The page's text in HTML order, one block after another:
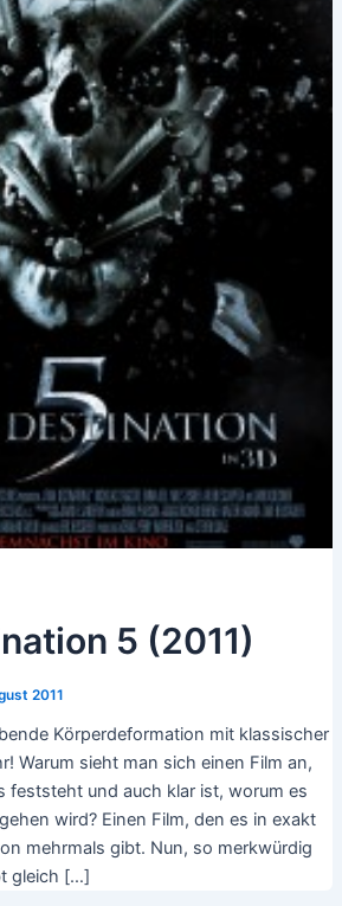
5 (2011)
2011
Körperdeformation mit klassischer
Warum sieht man sich einen Film an,
feststeht und auch klar ist, worum es
wird? Einen Film, den es in exakt
mehrmals gibt. Nun, so merkwürdig
gleich […]